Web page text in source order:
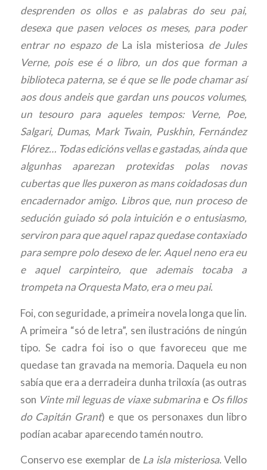
desprenden os ollos e as palabras do seu pai,
desexa que pasen veloces os meses, para poder
entrar no espazo deLa isla misteriosa de Jules
Verne, pois ese é o libro, un dos que forman a
biblioteca paterna, se é que se lle pode chamar así
aos dous andeis que gardan uns poucos volumes,
un tesouro para aqueles tempos: Verne, Poe,
Salgari, Dumas, Mark Twain, Puskhin, Fernández
Flórez… Todas edicións vellas e gastadas, aínda que
algunhas aparezan protexidas polas novas
cubertas que lles puxeron as mans coidadosas dun
encadernador amigo. Libros que, nun proceso de
sedución guiado só pola intuición e o entusiasmo,
serviron para que aquel rapaz quedase contaxiado
para sempre polo desexo de ler. Aquel neno era eu
e aquel carpinteiro, que ademais tocaba a
trompeta na Orquesta Mato, era o meu pai.
Foi, con seguridade, a primeira novela longa que lin.
A primeira “só de letra”, sen ilustracións de ningún
tipo. Se cadra foi iso o que favoreceu que me
quedase tan gravada na memoria. Daquela eu non
sabía que era a derradeira dunha triloxía (as outras
son Vinte mil leguas de viaxe submarina e Os fillos
do Capitán Grant) e que os personaxes dun libro
podían acabar aparecendo tamén noutro.
Conservo ese exemplar de La isla misteriosa. Vello